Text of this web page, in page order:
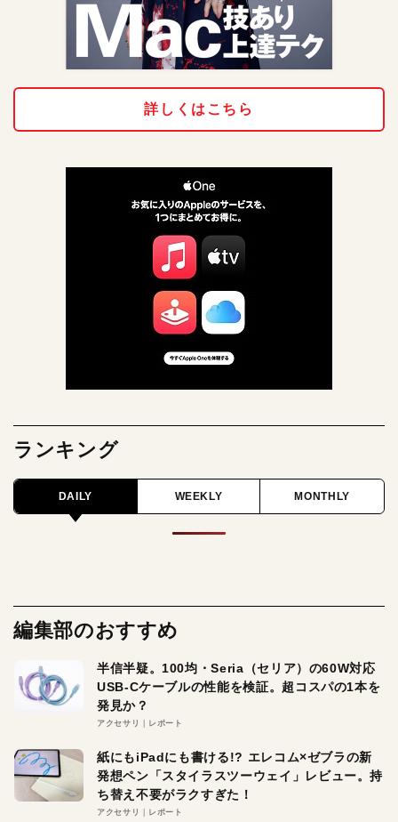
詳しくはこちら
ランキング
DAILY WEEKLY MONTHLY
編集部のおすすめ
半信半疑。100均・Seria（セリア）の60W対応
USB-Cケーブルの性能を検証。超コスパの1本を
発見か？
アクセサリ レポート
紙にもiPadにも書ける!? エレコム×ゼブラの新
発想ペン「スタイラスツーウェイ」レビュー。持
ち替え不要がラクすぎた！
アクセサリ レポート